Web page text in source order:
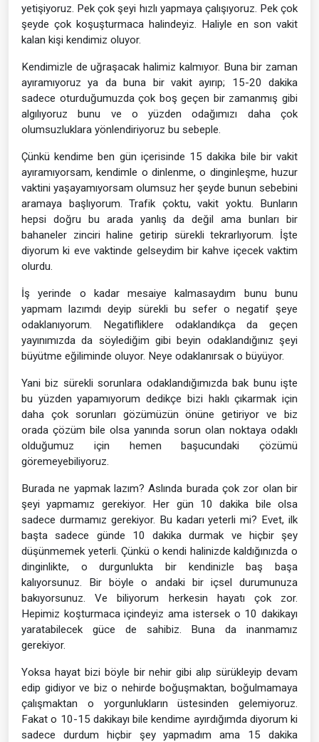
yetişiyoruz. Pek çok şeyi hızlı yapmaya çalışıyoruz. Pek çok
şeyde çok koşuşturmaca halindeyiz. Haliyle en son vakit
kalan kişi kendimiz oluyor.
Kendimizle de uğraşacak halimiz kalmıyor. Buna bir zaman
ayıramıyoruz ya da buna bir vakit ayırıp; 15-20 dakika
sadece oturduğumuzda çok boş geçen bir zamanmış gibi
algılıyoruz bunu ve o yüzden odağımızı daha çok
olumsuzluklara yönlendiriyoruz bu sebeple.
Çünkü kendime ben gün içerisinde 15 dakika bile bir vakit
ayıramıyorsam, kendimle o dinlenme, o dinginleşme, huzur
vaktini yaşayamıyorsam olumsuz her şeyde bunun sebebini
aramaya başlıyorum. Trafik çoktu, vakit yoktu. Bunların
hepsi doğru bu arada yanlış da değil ama bunları bir
bahaneler zinciri haline getirip sürekli tekrarlıyorum. İşte
diyorum ki eve vaktinde gelseydim bir kahve içecek vaktim
olurdu.
İş yerinde o kadar mesaiye kalmasaydım bunu bunu
yapmam lazımdı deyip sürekli bu sefer o negatif şeye
odaklanıyorum. Negatifliklere odaklandıkça da geçen
yayınımızda da söylediğim gibi beyin odaklandığınız şeyi
büyütme eğiliminde oluyor. Neye odaklanırsak o büyüyor.
Yani biz sürekli sorunlara odaklandığımızda bak bunu işte
bu yüzden yapamıyorum dedikçe bizi haklı çıkarmak için
daha çok sorunları gözümüzün önüne getiriyor ve biz
orada çözüm bile olsa yanında sorun olan noktaya odaklı
olduğumuz için hemen başucundaki çözümü
göremeyebiliyoruz.
Burada ne yapmak lazım? Aslında burada çok zor olan bir
şeyi yapmamız gerekiyor. Her gün 10 dakika bile olsa
sadece durmamız gerekiyor. Bu kadarı yeterli mi? Evet, ilk
başta sadece günde 10 dakika durmak ve hiçbir şey
düşünmemek yeterli. Çünkü o kendi halinizde kaldığınızda o
dinginlikte, o durgunlukta bir kendinizle baş başa
kalıyorsunuz. Bir böyle o andaki bir içsel durumunuza
bakıyorsunuz. Ve biliyorum herkesin hayatı çok zor.
Hepimiz koşturmaca içindeyiz ama istersek o 10 dakikayı
yaratabilecek güce de sahibiz. Buna da inanmamız
gerekiyor.
Yoksa hayat bizi böyle bir nehir gibi alıp sürükleyip devam
edip gidiyor ve biz o nehirde boğuşmaktan, boğulmamaya
çalışmaktan o yorgunlukların üstesinden gelemiyoruz.
Fakat o 10-15 dakikayı bile kendime ayırdığımda diyorum ki
sadece durdum hiçbir şey yapmadım ama 15 dakika